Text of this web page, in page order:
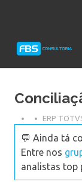
Protheus
ERP
💬 Ainda tá
Entre nos
analistas top